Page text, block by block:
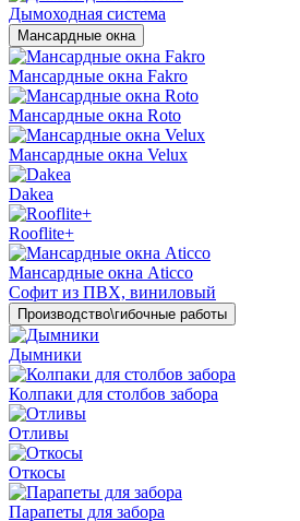
Дымоходная система
Мансардные окна
Мансардные окна Fakro
Мансардные окна Roto
Мансардные окна Velux
Dakea
Rooflite+
Мансардные окна Aticco
Софит из ПВХ, виниловый
Производство\гибочные работы
Дымники
Колпаки для столбов забора
Отливы
Откосы
Парапеты для забора